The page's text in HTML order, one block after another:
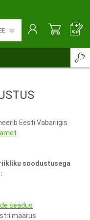
Eesti Vabariigis
soodustusega
seadus
määrus